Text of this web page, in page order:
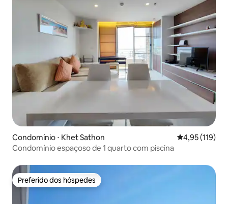
Condomínio ⋅ Khet Sathon 4,95 de uma
4,95 (119)
Condomínio espaçoso de 1 quarto com piscina
Preferido dos hóspedes
Preferido dos hóspedes